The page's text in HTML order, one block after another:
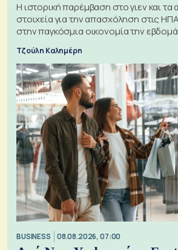
Η ιστορική παρέμβαση στο γιεν και τα
στοιχεία για την απασχόληση στις
στην παγκόσμια οικονομία την
Τζούλη Καλημέρη
BUSINESS 08.08.2026, 07:00